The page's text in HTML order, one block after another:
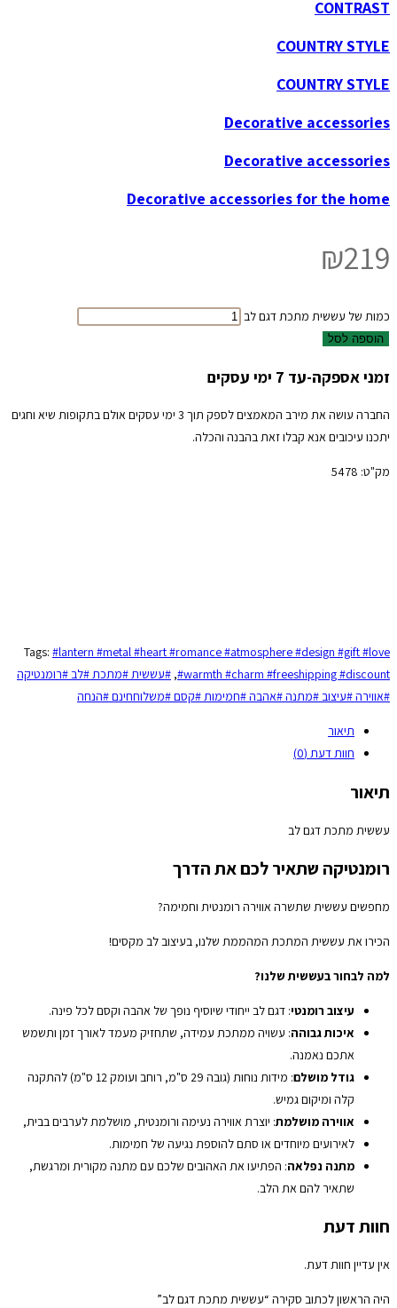
CONTRAST
COUNTRY STYLE
COUNTRY STYLE
Decorative accessories
Decorative accessories
Decorative accessories for the home
₪219
כמות של עששית מתכת דגם לב
הוספה לסל
זמני אספקה-עד 7 ימי עסקים
החברה עושה את מירב המאמצים לספק תוך 3 ימי עסקים אולם בתקופות שיא וחגים
יתכנו עיכובים אנא קבלו זאת בהבנה והכלה.
מק"ט: 5478
Tags: #lantern #metal #heart #romance #atmosphere #design #gift #love
#warmth #charm #freeshipping #discount
, #עששית #מתכת #לב #רומנטיקה
#אווירה #עיצוב #מתנה #אהבה #חמימות #קסם #משלוחחינם #הנחה
תיאור
חוות דעת (0)
תיאור
עששית מתכת דגם לב
רומנטיקה שתאיר לכם את הדרך
מחפשים עששית שתשרה אווירה רומנטית וחמימה?
הכירו את עששית המתכת המהממת שלנו, בעיצוב לב מקסים!
למה לבחור בעששית שלנו?
עיצוב רומנטי: דגם לב ייחודי שיוסיף נופך של אהבה וקסם לכל פינה.
איכות גבוהה: עשויה ממתכת עמידה, שתחזיק מעמד לאורך זמן ותשמש
אתכם נאמנה.
גודל מושלם
: מידות נוחות (גובה 29 ס"מ, רוחב ועומק 12 ס"מ) להתקנה
קלה ומיקום גמיש.
אווירה מושלמת: יוצרת אווירה נעימה ורומנטית, מושלמת לערבים בבית,
לאירועים מיוחדים או סתם להוספת נגיעה של חמימות.
מתנה נפלאה: הפתיעו את האהובים שלכם עם מתנה מקורית ומרגשת,
שתאיר להם את הלב.
חוות דעת
אין עדיין חוות דעת.
היה הראשון לכתוב סקירה “עששית מתכת דגם לב”